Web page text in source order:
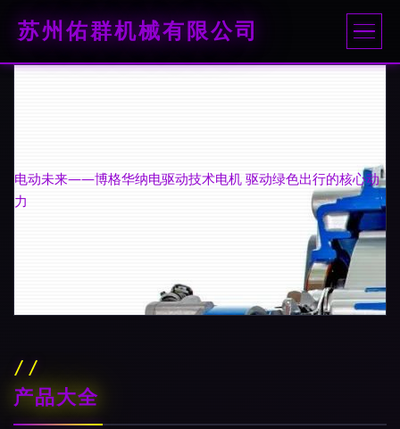
苏州佑群机械有限公司
电动未来——博格华纳电驱动技术电机 驱动绿色出行的核心动
力
产品大全